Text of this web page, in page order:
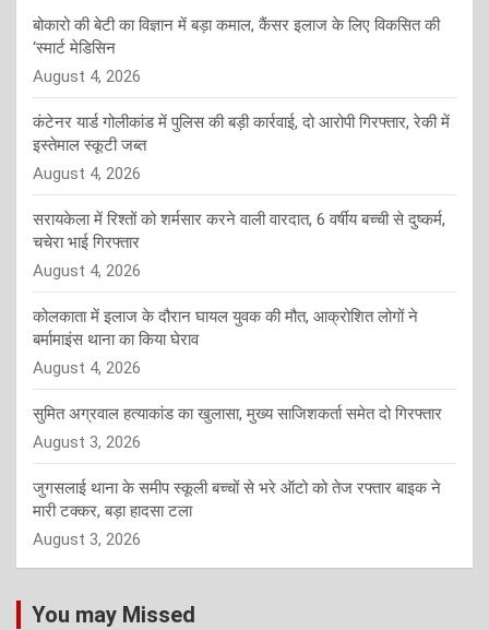
बोकारो की बेटी का विज्ञान में बड़ा कमाल, कैंसर इलाज के लिए विकसित की
‘स्मार्ट मेडिसिन
August 4, 2026
कंटेनर यार्ड गोलीकांड में पुलिस की बड़ी कार्रवाई, दो आरोपी गिरफ्तार, रेकी में
इस्तेमाल स्कूटी जब्त
August 4, 2026
सरायकेला में रिश्तों को शर्मसार करने वाली वारदात, 6 वर्षीय बच्ची से दुष्कर्म,
चचेरा भाई गिरफ्तार
August 4, 2026
कोलकाता में इलाज के दौरान घायल युवक की मौत, आक्रोशित लोगों ने
बर्मामाइंस थाना का किया घेराव
August 4, 2026
सुमित अग्रवाल हत्याकांड का खुलासा, मुख्य साजिशकर्ता समेत दो गिरफ्तार
August 3, 2026
जुगसलाई थाना के समीप स्कूली बच्चों से भरे ऑटो को तेज रफ्तार बाइक ने
मारी टक्कर, बड़ा हादसा टला
August 3, 2026
You may Missed